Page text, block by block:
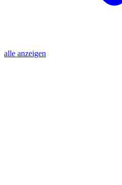
alle anzeigen